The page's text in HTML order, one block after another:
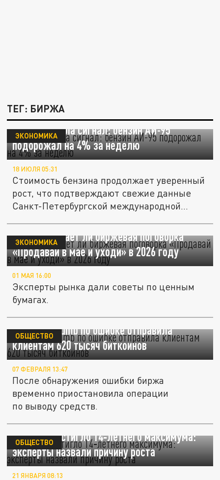
ТЕГ: БИРЖА
Биржа подала сигнал: бензин АИ-95
подорожал на 4% за неделю
ЭКОНОМИКА
18 ИЮЛЯ 05:31
Стоимость бензина продолжает уверенный
рост, что подтверждают свежие данные
Санкт-Петербургской международной...
РБК: Сработает ли биржевая поговорка
«Продавай в мае и уходи» в 2026 году
ЭКОНОМИКА
01 МАЯ 16:00
Эксперты рынка дали советы по ценным
бумагах.
Биржа Bithumb по ошибке отправила
клиентам 620 тысяч биткоинов
ОБЩЕСТВО
07 ФЕВРАЛЯ 13:47
После обнаружения ошибки биржа
временно приостановила операции
по выводу средств.
Серебро достигло 14‑летнего максимума:
эксперты назвали причину роста
ОБЩЕСТВО
21 ЯНВАРЯ 08:13